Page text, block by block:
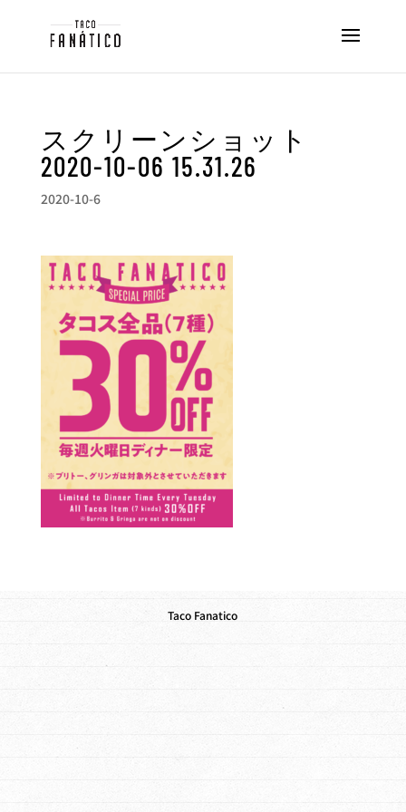
スクリーンショット
2020-10-06 15.31.26
2020-10-6
Taco Fanatico